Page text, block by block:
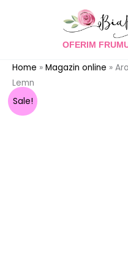
OFERIM
Home » Magazin online »
Lemn
Sale!
Cantitate
Aranajamet